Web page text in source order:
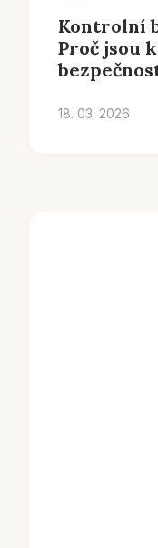
Kontrolní
Proč jsou
18. 03. 2026